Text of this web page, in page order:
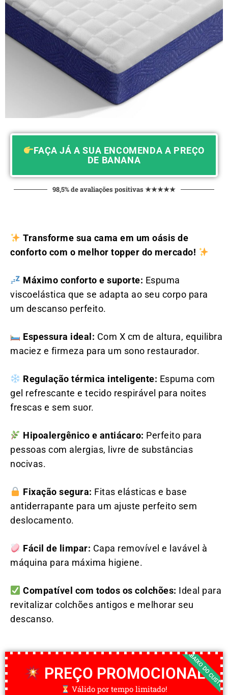
FAÇA JÁ A SUA ENCOMENDA A PREÇO
DE BANANA
98,5% de avaliações positivas ★★★★★
Transforme sua cama em um oásis de
conforto com o melhor topper do mercado!
Máximo conforto e suporte: Espuma
viscoelástica que se adapta ao seu corpo para
um descanso perfeito.
Espessura ideal: Com X cm de altura, equilibra
maciez e firmeza para um sono restaurador.
Regulação térmica inteligente: Espuma com
gel refrescante e tecido respirável para noites
frescas e sem suor.
Hipoalergênico e antiácaro: Perfeito para
pessoas com alergias, livre de substâncias
nocivas.
Fixação segura: Fitas elásticas e base
antiderrapante para um ajuste perfeito sem
deslocamento.
Fácil de limpar: Capa removível e lavável à
máquina para máxima higiene.
Compatível com todos os colchões: Ideal para
revitalizar colchões antigos e melhorar seu
descanso.
PREÇO PROMOCIONAL
Válido por tempo limitado! ABAIXO DO CUSTO